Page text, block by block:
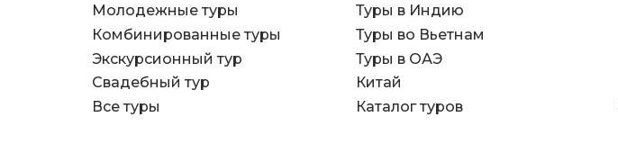
Молодежные туры
Комбинированные туры
Экскурсионный тур
Свадебный тур
Все туры
Туры в Индию
Туры во Вьетнам
Туры в ОАЭ
Китай
Каталог туров